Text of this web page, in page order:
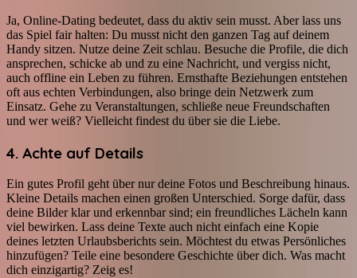
Ja, Online-Dating bedeutet, dass du aktiv sein musst. Aber lass uns
das Spiel fair halten: Du musst nicht den ganzen Tag auf deinem
Handy sitzen. Nutze deine Zeit schlau. Besuche die Profile, die dich
ansprechen, schicke ab und zu eine Nachricht, und vergiss nicht,
auch offline ein Leben zu führen. Ernsthafte Beziehungen entstehen
oft aus echten Verbindungen, also bringe dein Netzwerk zum
Einsatz. Gehe zu Veranstaltungen, schließe neue Freundschaften
und wer weiß? Vielleicht findest du über sie die Liebe.
4. Achte auf Details
Ein gutes Profil geht über nur deine Fotos und Beschreibung hinaus.
Kleine Details machen einen großen Unterschied. Sorge dafür, dass
deine Bilder klar und erkennbar sind; ein freundliches Lächeln kann
viel bewirken. Lass deine Texte auch nicht einfach eine Kopie
deines letzten Urlaubsberichts sein. Möchtest du etwas Persönliches
hinzufügen? Teile eine besondere Geschichte über dich. Was macht
dich einzigartig? Zeig es!